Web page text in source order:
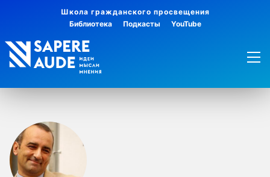
Школа гражданского просвещения
Библиотека
Подкасты YouTube